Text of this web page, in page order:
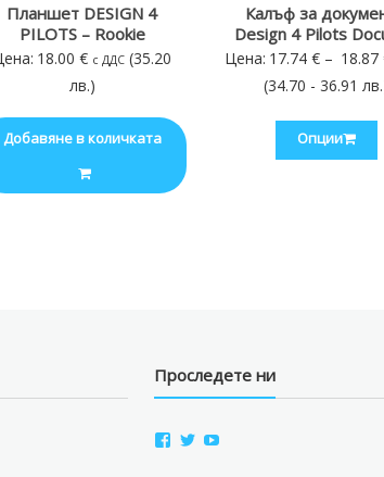
Планшет DESIGN 4
PILOTS – Rookie
18.00€ с ДДС (35.20
лв.)
Добавяне в количката
Калъф за
Design 4 Pilots
Цена: 17.74 € – 18.87
(34.70 - 36.91
Опции
Проследете ни
ViewView